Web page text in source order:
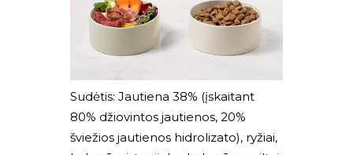
Sudėtis: Jautiena 38% (įskaitant
80% džiovintos jautienos, 20%
šviežios jautienos hidrolizato), ryžiai,